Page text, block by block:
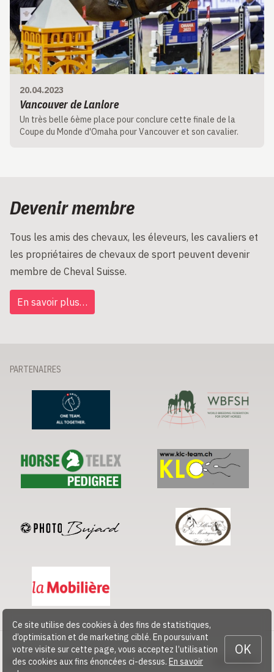
20.04.2023
Vancouver de Lanlore
Un très belle 6ème place pour conclure cette finale de la
Coupe du Monde d'Omaha pour Vancouver et son cavalier.
Devenir membre
Tous les amis des chevaux, les éleveurs, les cavaliers et
les propriétaires de chevaux de sport peuvent devenir
membre de Cheval Suisse.
En savoir plus…
Ce site utilise des cookies à des fins de statistiques,
d’optimisation et de marketing ciblé. En poursuivant
votre visite sur cette page, vous acceptez l’utilisation
des cookies aux fins énoncées ci-dessus. En savoir
OK
PARTENAIRES
© 2026 CHEVAL SUISSE Contact